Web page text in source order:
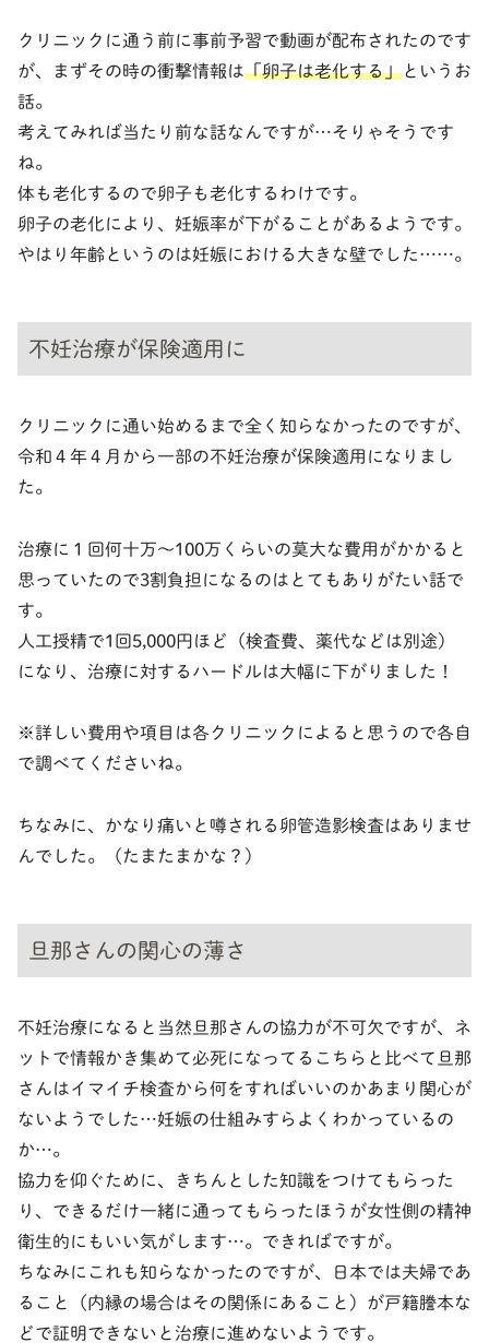
クリニックに通う前に事前予習で動画が配布されたのです
が、まずその時の衝撃情報は「卵子は老化する」というお
話。
考えてみれば当たり前な話なんですが…そりゃそうです
ね。
体も老化するので卵子も老化するわけです。
卵子の老化により、妊娠率が下がることがあるようです。
やはり年齢というのは妊娠における大きな壁でした……。
不妊治療が保険適用に
クリニックに通い始めるまで全く知らなかったのですが、
令和４年４月から一部の不妊治療が保険適用 になりまし
た。
治療に１回何十万〜100万くらいの莫大な費用がかかると
思っていたので3割負担になるのはとてもありがたい話で
す。
人工授精で1回5,000円ほど（検査費、薬代などは別途）
になり、治療に対するハードルは大幅に下がりました！
※詳しい費用や項目は各クリニックによると思うので各自
で調べてくださいね。
ちなみに、かなり痛いと噂される卵管造影検査はありませ
んでした。（たまたまかな？）
旦那さんの関心の薄さ
不妊治療になると当然旦那さんの協力が不可欠ですが、ネ
ットで情報かき集めて必死になってるこちらと比べて旦那
さんはイマイチ検査から何をすればいいのかあまり関心が
ないようでした…妊娠の仕組みすらよくわかっているの
か…。
協力を仰ぐために、きちんとした知識をつけてもらった
り、できるだけ一緒に通ってもらったほうが女性側の精神
衛生的にもいい気がします…。できればですが。
ちなみにこれも知らなかったのですが、日本では夫婦であ
ること（内縁の場合はその関係にあること）が戸籍謄本な
どで証明できないと治療に進めないようです。